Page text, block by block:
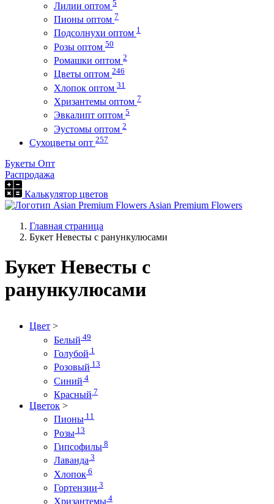
Лилии оптом 5
Пионы оптом 7
Подсолнухи оптом 1
Розы оптом 50
Ромашки оптом 2
Цветы оптом 246
Хлопок оптом 31
Хризантемы оптом 7
Эвкалипт оптом 5
Эустомы оптом 2
Сухоцветы опт 257
Букеты Опт
Распродажа
Калькулятор цветов
Asian Premium Flowers
Главная страница
Букет Невесты с ранункулюсами
Букет Невесты с
ранункулюсами
Цвет >
Белый 49
Голубой 1
Розовый 13
Синий 4
Красный 7
Цветок >
Пионы 11
Розы 13
Гипсофилы 8
Лаванда 3
Хлопок 6
Гортензии 3
Хризантемы 4